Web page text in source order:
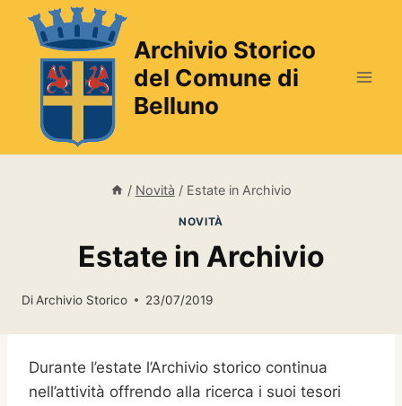
Salta
contenuto
Archivio Storico
del Comune di
Belluno
/ Novità / Estate in Archivio
NOVITÀ
Estate in Archivio
Di Archivio Storico 23/07/2019
Durante l’estate l’Archivio storico continua
nell’attività offrendo alla ricerca i suoi tesori